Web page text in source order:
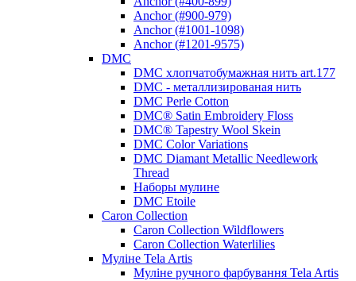
Anchor (#900-979)
Anchor (#1001-1098)
Anchor (#1201-9575)
DMC
DMC хлопчатобумажная нить art.177
DMC - металлизированая нить
DMC Perle Cotton
DMC® Satin Embroidery Floss
DMC® Tapestry Wool Skein
DMC Color Variations
DMC Diamant Metallic Needlework
Thread
Наборы мулине
DMC Etoile
Caron Collection
Caron Collection Wildflowers
Caron Collection Waterlilies
Муліне Tela Artis
Муліне ручного фарбування Tela Artis